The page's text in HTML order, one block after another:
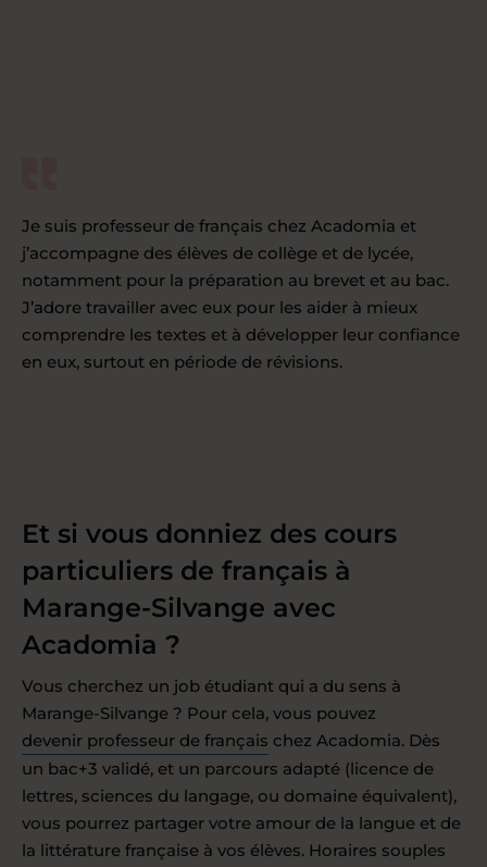
Je suis professeur de français chez Acadomia et
j’accompagne des élèves de collège et de lycée,
notamment pour la préparation au brevet et au bac.
J’adore travailler avec eux pour les aider à mieux
comprendre les textes et à développer leur confiance
en eux, surtout en période de révisions.
Et si vous donniez des cours
particuliers de français à
Marange-Silvange avec
Acadomia ?
Vous cherchez un job étudiant qui a du sens à
Marange-Silvange ? Pour cela, vous pouvez
devenir professeur de français chez Acadomia. Dès
un bac+3 validé, et un parcours adapté (licence de
lettres, sciences du langage, ou domaine équivalent),
vous pourrez partager votre amour de la langue et de
la littérature française à vos élèves. Horaires souples